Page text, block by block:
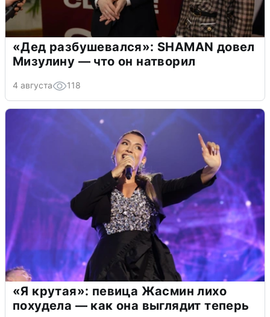
«Дед разбушевался»: SHAMAN довел
Мизулину — что он натворил
4 августа 118
«Я крутая»: певица Жасмин лихо
похудела — как она выглядит теперь